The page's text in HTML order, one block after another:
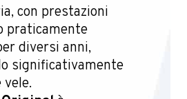
con prestazioni
praticamente
diversi anni,
significativamente